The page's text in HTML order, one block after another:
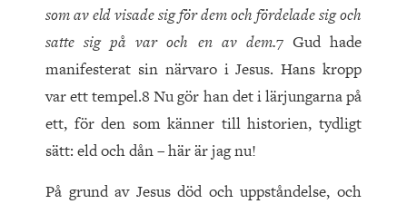
som av eld visade sig för dem och fördelade sig och
satte sig på var och en av dem.7 Gud hade
manifesterat sin närvaro i Jesus. Hans kropp
var ett tempel.8 Nu gör han det i lärjungarna på
ett, för den som känner till historien, tydligt
sätt: eld och dån – här är jag nu!
På grund av Jesus död och uppståndelse, och